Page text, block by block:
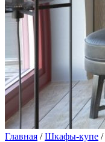
Главная /Шкафы-купе /